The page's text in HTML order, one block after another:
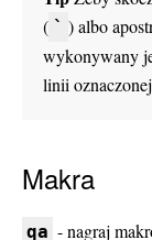
( ` ) albo
wykonywany
linii
Makra
qa - nagraj